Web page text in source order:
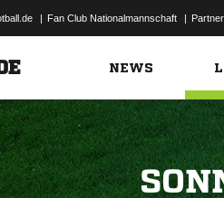
| Fan Club Nationalmannschaft | Partner
NEWS